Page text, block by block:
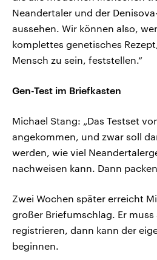
Neandertaler und der
aussehen. Wir können also,
komplettes genetisches
Mensch zu sein, feststellen.“
Gen-Test im Briefkasten
Michael Stang: „Das Testset
angekommen, und zwar soll
werden, wie viel
nachweisen kann. Dann
Zwei Wochen später erreicht
großer Briefumschlag. Er
registrieren, dann kann der
beginnen.